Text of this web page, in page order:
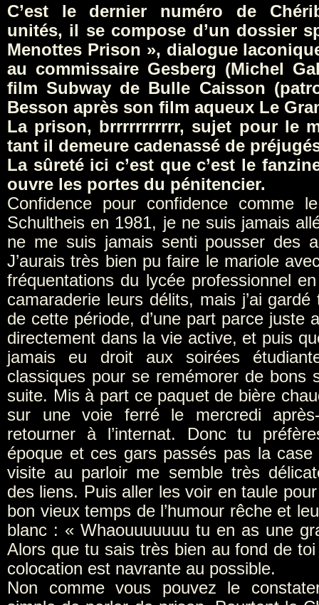
C’est le dernier numéro de
unités, il se compose d’un dossier
Menottes Prison », dialogue
au commissaire Gesberg (Michel
film Subway de Bulle Caisson
Besson après son film aqueux Le
La prison, brrrrrrrrrrr, sujet pour le
tant il demeure cadenassé de
La sûreté ici c’est que c’est le
ouvre les portes du pénitencier.
Confidence pour confidence comme
Schultheis en 1981, je ne suis jamais
ne me suis jamais senti pousser des
J’aurais très bien pu faire le mariole
fréquentations du lycée professionnel
camaraderie leurs délits, mais j’ai gardé
de cette période, d’une part parce juste
directement dans la vie active, et puis
jamais eu droit aux soirées
classiques pour se remémorer de bons
suite. Mis à part ce paquet de bière
sur une voie ferré le mercredi
retourner à l’internat. Donc tu
époque et ces gars passés pas la case
visite au parloir me semble très
des liens. Puis aller les voir en taule
bon vieux temps de l’humour rêche et
blanc : « Whaouuuuuuu tu en as une
Alors que tu sais très bien au fond de
colocation est navrante au possible.
Non comme vous pouvez le